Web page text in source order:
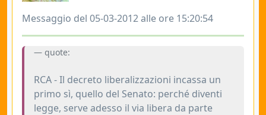
Messaggio del 05-03-2012 alle ore 15:20:54
quote:
RCA - Il decreto liberalizzazioni incassa un
primo sì, quello del Senato: perché diventi
legge, serve adesso il via libera da parte